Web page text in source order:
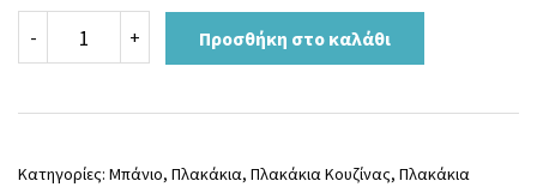
-
CREMA
20x50
+ Προσθήκη στο καλάθι
Κατηγορίες: Μπάνιο, Πλακάκια, Πλακάκια Κουζίνας, Πλακάκια